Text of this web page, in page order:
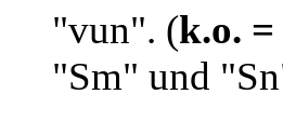
"vun". (k.o.
"Sm" und